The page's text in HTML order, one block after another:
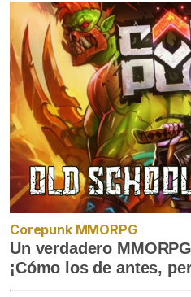
Corepunk MMORPG
Un verdadero
¡Cómo los de antes,